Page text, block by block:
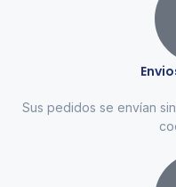
Sus pedidos se envían